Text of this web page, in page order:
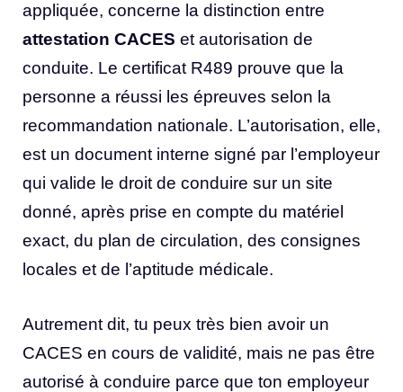
appliquée, concerne la distinction entre
attestation CACES et autorisation de
conduite. Le certificat R489 prouve que la
personne a réussi les épreuves selon la
recommandation nationale. L’autorisation, elle,
est un document interne signé par l’employeur
qui valide le droit de conduire sur un site
donné, après prise en compte du matériel
exact, du plan de circulation, des consignes
locales et de l’aptitude médicale.
Autrement dit, tu peux très bien avoir un
CACES en cours de validité, mais ne pas être
autorisé à conduire parce que ton employeur